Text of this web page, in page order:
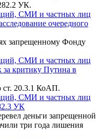
УК.
СМИ и частных лиц
очередного
запрещенному Фонду
СМИ и частных лиц
за критику Путина в
ст. 20.3.1 КоАП.
СМИ и частных лиц
УК
деньги запрещенной
три года лишения